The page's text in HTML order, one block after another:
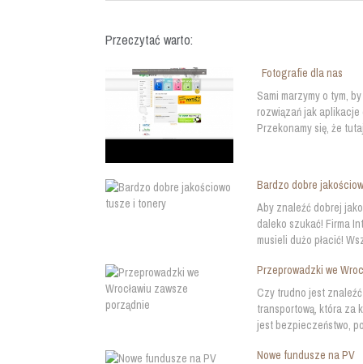
Przeczytać warto:
Fotografie dla nas
Sami marzymy o tym,
rozwiązań jak
Przekonamy się, że
Bardzo dobre
Aby znaleźć dobrej
daleko szukać! Firma
musieli dużo płacić!
Przeprowadzki we
Czy trudno jest
transportową, która za
jest bezpieczeństwo,
Nowe fundusze na PV